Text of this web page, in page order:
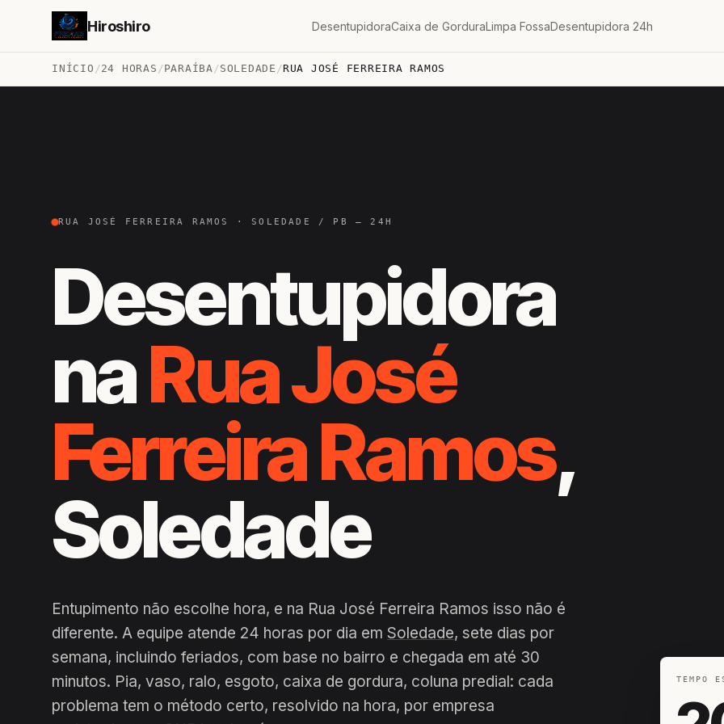
Hiroshiro DesentupidoraCaixa de GorduraLimpa FossaDesentupidora 24h
INÍCIO /24 HORAS /PARAÍBA /SOLEDADE /RUA JOSÉ FERREIRA RAMOS
RUA JOSÉ FERREIRA RAMOS · SOLEDADE / PB — 24H
Desentupidora
naRua José
Ferreira Ramos,
Soledade
Entupimento não escolhe hora, e na Rua José Ferreira Ramos isso não é
diferente. A equipe atende 24 horas por dia em Soledade, sete dias por
semana, incluindo feriados, com base no bairro e chegada em até 30
minutos. Pia, vaso, ralo, esgoto, caixa de gordura, coluna predial: cada
problema tem o método certo, resolvido na hora, por empresa
TEMPO